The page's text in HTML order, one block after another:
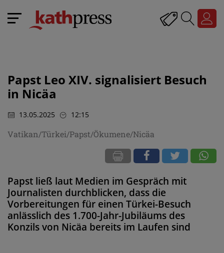
Papst Leo XIV. signalisiert Besuch
in Nicäa
13.05.2025 12:15
Vatikan/Türkei/Papst/Ökumene/Nicäa
Papst ließ laut Medien im Gespräch mit
Journalisten durchblicken, dass die
Vorbereitungen für einen Türkei-Besuch
anlässlich des 1.700-Jahr-Jubiläums des
Konzils von Nicäa bereits im Laufen sind